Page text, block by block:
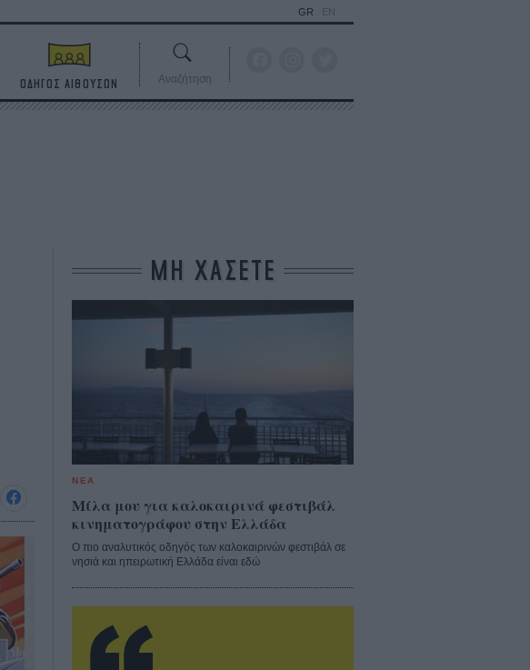
GR EN
ΟΔΗΓΟΣ ΑΙΘΟΥΣΩΝ Αναζήτηση
ΜΗ ΧΑΣΕΤΕ
ΝΕΑ
Μίλα μου για καλοκαιρινά φεστιβάλ
κινηματογράφου στην Ελλάδα
Ο πιο αναλυτικός οδηγός των καλοκαιρινών φεστιβάλ σε
νησιά και ηπειρωτική Ελλάδα είναι εδώ